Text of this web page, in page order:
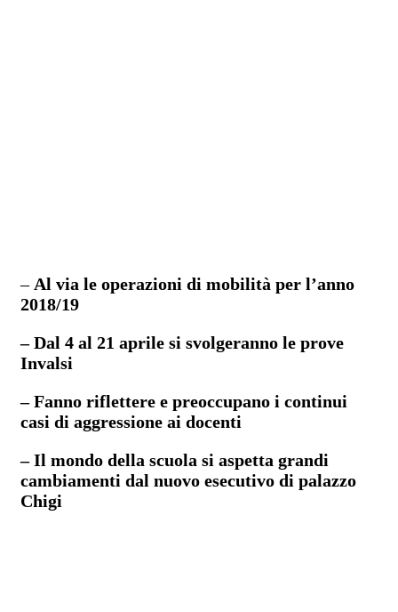
– Al via le operazioni di mobilità per l’anno
2018/19
– Dal 4 al 21 aprile si svolgeranno le prove
Invalsi
– Fanno riflettere e preoccupano i continui
casi di aggressione ai docenti
– Il mondo della scuola si aspetta grandi
cambiamenti dal nuovo esecutivo di palazzo
Chigi